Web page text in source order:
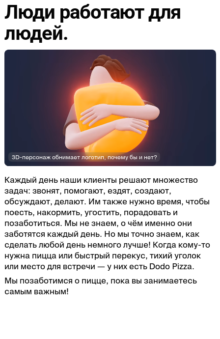
Люди работают для
людей.
3D-персонаж обнимает логотип, почему бы и нет?
Каждый день наши клиенты решают множество
задач: звонят, помогают, ездят, создают,
обсуждают, делают. Им также нужно время, чтобы
поесть, накормить, угостить, порадовать и
позаботиться. Мы не знаем, о чём именно они
заботятся каждый день. Но мы точно знаем, как
сделать любой день немного лучше! Когда кому-то
нужна пицца или быстрый перекус, тихий уголок
или место для встречи — у них есть Dodo Pizza.
Мы позаботимся о пицце, пока вы занимаетесь
самым важным!